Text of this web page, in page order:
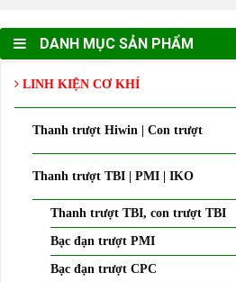
DANH MỤC SẢN PHẨM
LINH KIỆN CƠ KHÍ
Thanh trượt Hiwin | Con trượt
Thanh trượt TBI | PMI | IKO
Thanh trượt TBI, con trượt TBI
Bạc đạn trượt PMI
Bạc đạn trượt CPC